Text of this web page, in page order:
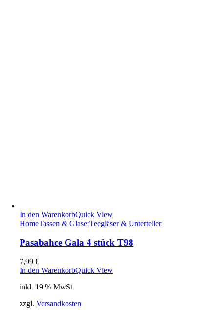
In den WarenkorbQuick View
HomeTassen & GlaserTeegläser & Unterteller
Pasabahce Gala 4 stück T98
7,99 €
In den WarenkorbQuick View
inkl. 19 % MwSt.
zzgl. Versandkosten